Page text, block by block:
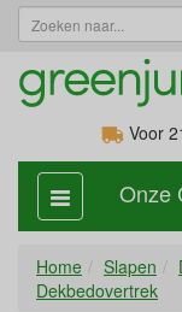
Voor
categorie
aan,
Onze
Home Slapen
Dekbedovertrek